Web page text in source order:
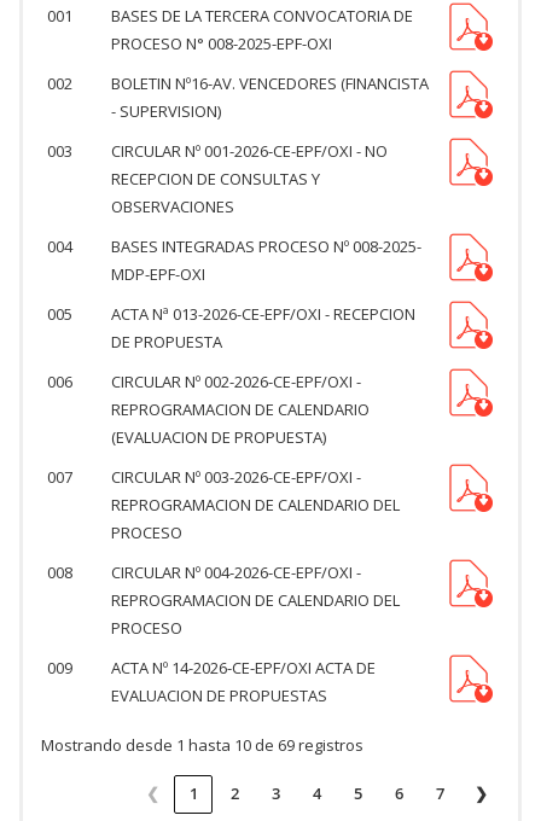
001
BASES DE LA TERCERA CONVOCATORIA DE
PROCESO N° 008-2025-EPF-OXI
002
BOLETIN Nº16-AV. VENCEDORES (FINANCISTA
- SUPERVISION)
003
CIRCULAR Nº 001-2026-CE-EPF/OXI - NO
RECEPCION DE CONSULTAS Y
OBSERVACIONES
004
BASES INTEGRADAS PROCESO Nº 008-2025-
MDP-EPF-OXI
005
ACTA Nª 013-2026-CE-EPF/OXI - RECEPCION
DE PROPUESTA
006
CIRCULAR Nº 002-2026-CE-EPF/OXI -
REPROGRAMACION DE CALENDARIO
(EVALUACION DE PROPUESTA)
007
CIRCULAR Nº 003-2026-CE-EPF/OXI -
REPROGRAMACION DE CALENDARIO DEL
PROCESO
008
CIRCULAR Nº 004-2026-CE-EPF/OXI -
REPROGRAMACION DE CALENDARIO DEL
PROCESO
009
ACTA Nº 14-2026-CE-EPF/OXI ACTA DE
EVALUACION DE PROPUESTAS
Mostrando desde 1 hasta 10 de 69 registros
❮ 1 2 3 4 5 6 7 ❯